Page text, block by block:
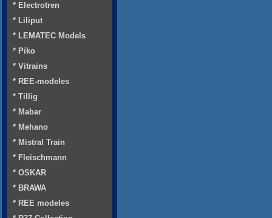
* Electrotren
* Liliput
* LEMATEC Models
* Piko
* Vitrains
* REE-modeles
* Tillig
* Mabar
* Mehano
* Mistral Train
* Fleischmann
* OSKAR
* BRAWA
* REE modeles